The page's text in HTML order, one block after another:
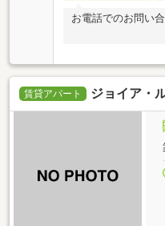
お電話でのお問い
賃貸アパート ジョイア・